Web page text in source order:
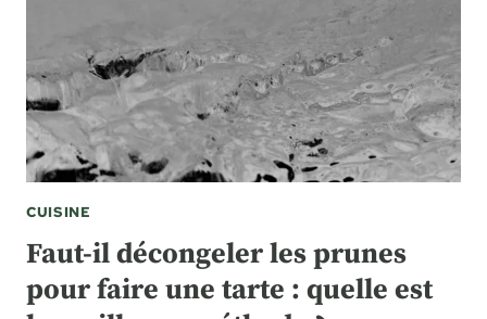
CUISINE
Faut-il décongeler les prunes
pour faire une tarte : quelle est